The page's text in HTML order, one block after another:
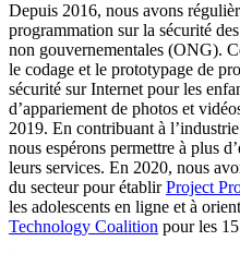
Depuis 2016, nous avons
programmation sur la sécurité
non gouvernementales (ONG).
le codage et le prototypage de
sécurité sur Internet pour les
d’appariement de photos et
2019. En contribuant à
nous espérons permettre à plus
leurs services. En 2020, nous
du secteur pour établirProject
les adolescents en ligne et à
Technology Coalition pour les